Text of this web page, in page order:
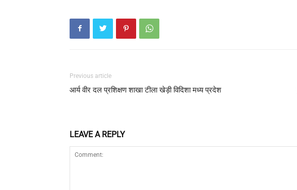
Previous article
आर्य वीर दल प्रशिक्षण शाखा टीला खेड़ी विदिशा मध्य प्रदेश
LEAVE A REPLY